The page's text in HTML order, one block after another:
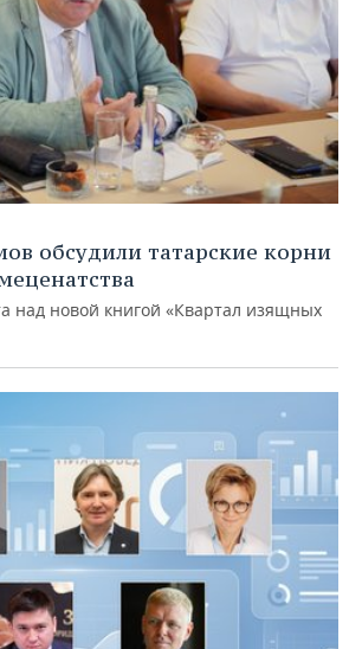
обсудили татарские корни
над новой книгой «Квартал изящных